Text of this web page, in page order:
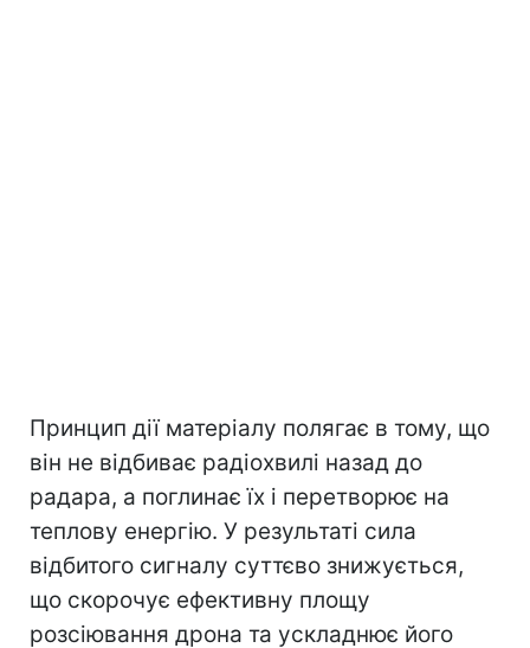
Принцип дії матеріалу полягає в тому, що
він не відбиває радіохвилі назад до
радара, а поглинає їх і перетворює на
теплову енергію. У результаті сила
відбитого сигналу суттєво знижується,
що скорочує ефективну площу
розсіювання дрона та ускладнює його